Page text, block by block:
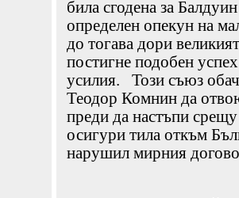
била сгодена за
определен опекун на
до тогава дори
постигне подобен
усилия. Този съюз
Теодор Комнин да
преди да настъпи
осигури тила откъм
нарушил мирния